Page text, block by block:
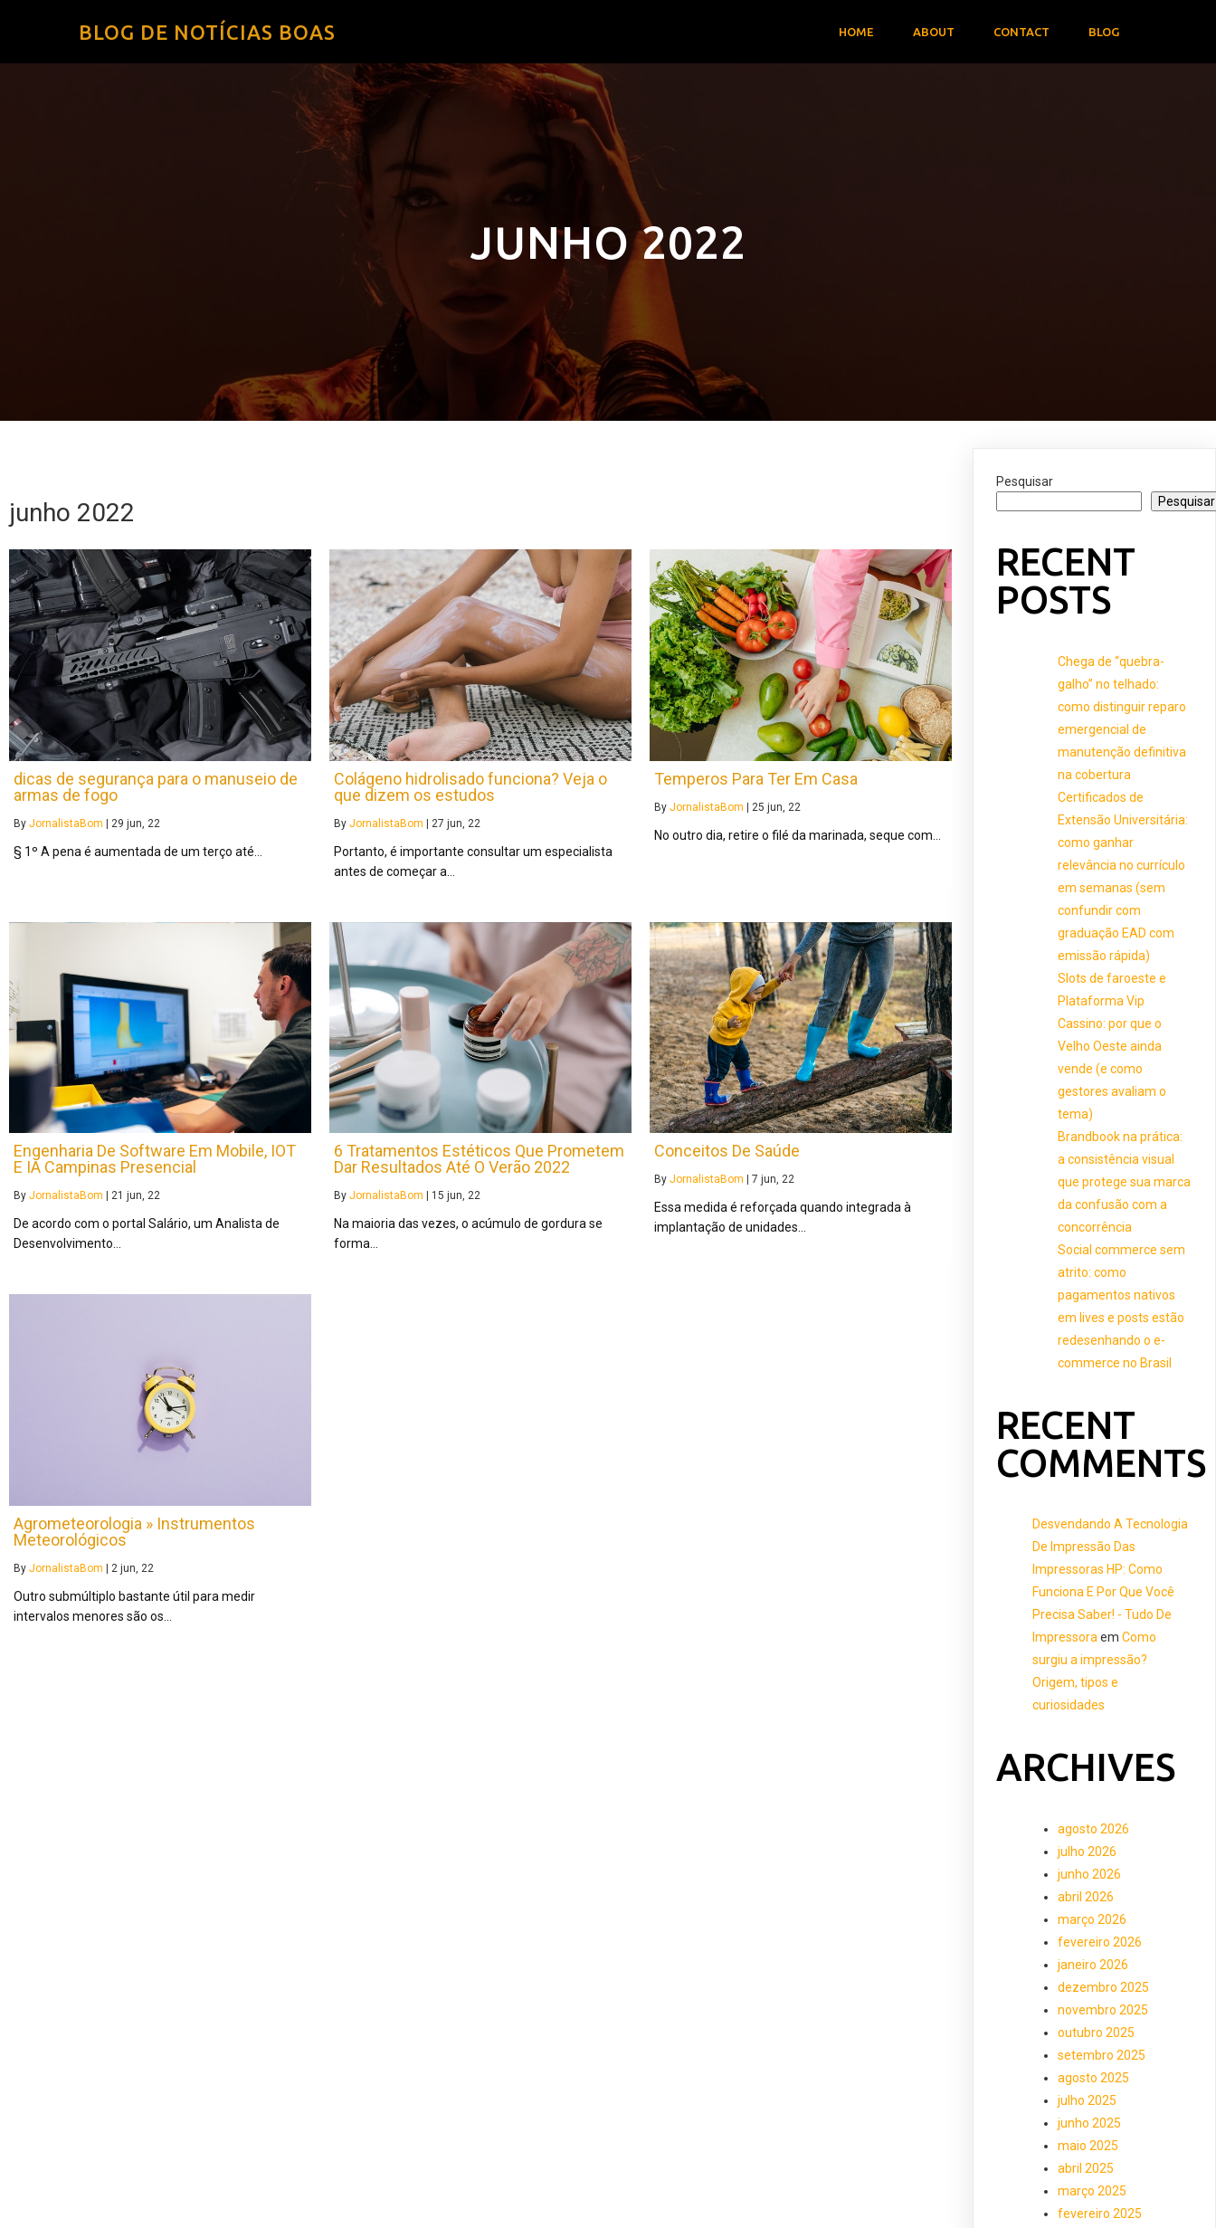
BLOG DE NOTÍCIAS BOAS HOME ABOUT CONTACT BLOG
JUNHO 2022
junho 2022
dicas de segurança para o manuseio de
armas de fogo
By JornalistaBom | 29 jun, 22
§ 1º A pena é aumentada de um terço até…
Colágeno hidrolisado funciona? Veja o
que dizem os estudos
By JornalistaBom | 27 jun, 22
Portanto, é importante consultar um especialista
antes de começar a…
Temperos Para Ter Em Casa
By JornalistaBom | 25 jun, 22
No outro dia, retire o filé da marinada, seque com…
Engenharia De Software Em Mobile, IOT
E IA Campinas Presencial
By JornalistaBom 21 jun, 22
De acordo com o portal Salário, um Analista de
Desenvolvimento…
6 Tratamentos Estéticos Que Prometem
Dar Resultados Até O Verão 2022
By JornalistaBom 15 jun, 22
Na maioria das vezes, o acúmulo de gordura se
forma…
Conceitos De Saúde
By JornalistaBom 7 jun, 22
Essa medida é reforçada quando integrada à
implantação de unidades…
Agrometeorologia » Instrumentos
Meteorológicos
By JornalistaBom 2 jun, 22
Outro submúltiplo bastante útil para medir
intervalos menores são os…
Pesquisar
Pesquisar
RECENT
POSTS
Chega de “quebra-
galho” no telhado:
como distinguir reparo
emergencial de
manutenção definitiva
na cobertura
Certificados de
Extensão Universitária:
como ganhar
relevância no currículo
em semanas (sem
confundir com
graduação EAD com
emissão rápida)
Slots de faroeste e
Plataforma Vip
Cassino: por que o
Velho Oeste ainda
vende (e como
gestores avaliam o
tema)
Brandbook na prática:
a consistência visual
que protege sua marca
da confusão com a
concorrência
Social commerce sem
atrito: como
pagamentos nativos
em lives e posts estão
redesenhando o e-
commerce no Brasil
RECENT
COMMENTS
Desvendando A Tecnologia
De Impressão Das
Impressoras HP: Como
Funciona E Por Que Você
Precisa Saber! - Tudo De
ImpressoraemComo
surgiu a impressão?
Origem, tipos e
curiosidades
ARCHIVES
agosto 2026
julho 2026
junho 2026
abril 2026
março 2026
fevereiro 2026
janeiro 2026
dezembro 2025
novembro 2025
outubro 2025
setembro 2025
agosto 2025
julho 2025
junho 2025
maio 2025
abril 2025
março 2025
fevereiro 2025